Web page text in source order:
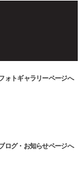
ォトギャラリーページへ
ログ・お知らせページへ